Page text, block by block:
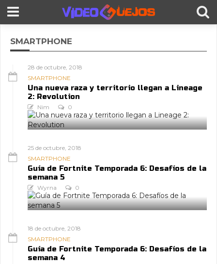
SMARTPHONE
28 de octubre, 2018
SMARTPHONE
Una nueva raza y territorio llegan a Lineage
2: Revolution
Nim 0
25 de octubre, 2018
SMARTPHONE
Guía de Fortnite Temporada 6: Desafíos de la
semana 5
Wyrna 0
18 de octubre, 2018
SMARTPHONE
Guía de Fortnite Temporada 6: Desafíos de la
semana 4